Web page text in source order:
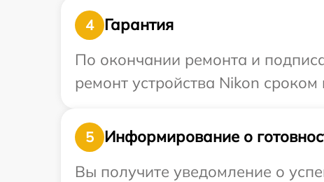
4
Гарантия
По окончании ремонта и
ремонт устройства Nikon
5
Информирование о
Вы получите уведомление о